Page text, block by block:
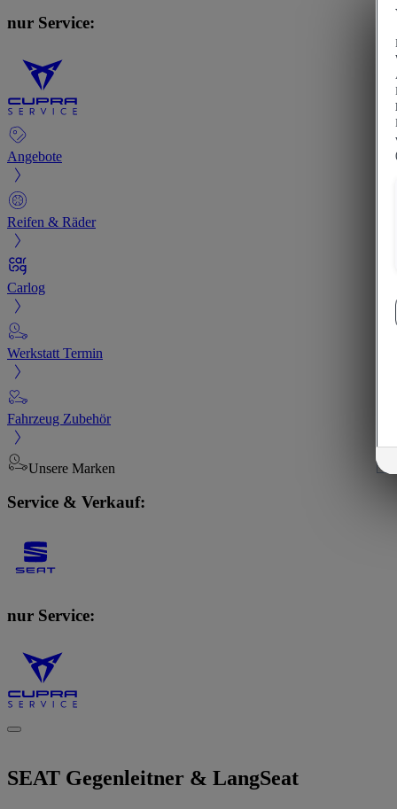
nur Service:
Angebote
Reifen & Räder
Carlog
Werkstatt Termin
Fahrzeug Zubehör
Unsere Marken
Service & Verkauf:
nur Service:
SEAT Gegenleitner & LangSeat